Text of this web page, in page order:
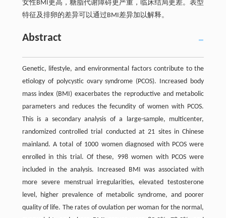
女性BMI更高，糖脂代谢障碍更严重，临床结局更差。表型
特征及排卵的差异可以通过BMI差异加以解释。
Abstract
Genetic, lifestyle, and environmental factors contribute to the
etiology of polycystic ovary syndrome (PCOS). Increased body
mass index (BMI) exacerbates the reproductive and metabolic
parameters and reduces the fecundity of women with PCOS.
This is a secondary analysis of a large-sample, multicenter,
randomized controlled trial conducted at 21 sites in Chinese
mainland. A total of 1000 women diagnosed with PCOS were
enrolled in this trial. Of these, 998 women with PCOS were
included in the analysis. Increased BMI was associated with
more severe menstrual irregularities, elevated testosterone
level, higher prevalence of metabolic syndrome, and poorer
quality of life. The rates of ovulation per woman for the normal,